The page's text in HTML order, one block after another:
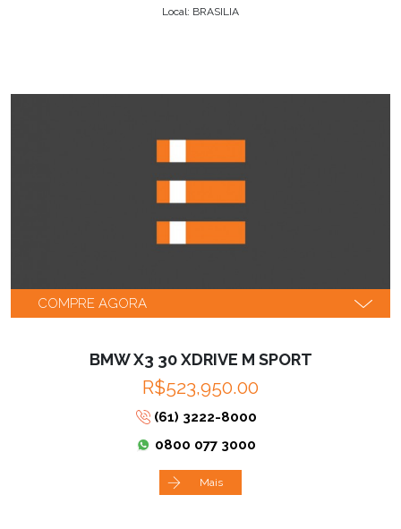
Local: BRASILIA
COMPRE AGORA
BMW X3 30 XDRIVE M SPORT
R$523,950.00
(61) 3222-8000
0800 077 3000
Mais